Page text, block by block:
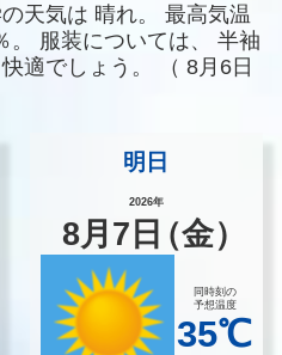
天気は 晴れ。
最高気温
。 服装については、
半袖
適でしょう。
（ 8月6日
明日
2026年
8月 7 日（金）
同時刻の
予想温度
35℃